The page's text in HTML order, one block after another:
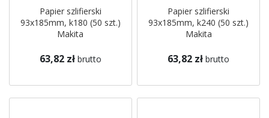
Papier szlifierski
93x185mm, k180 (50 szt.)
Makita
63,82 zł brutto
Papier szlifierski
93x185mm, k240 (50 szt.)
Makita
63,82 zł brutto